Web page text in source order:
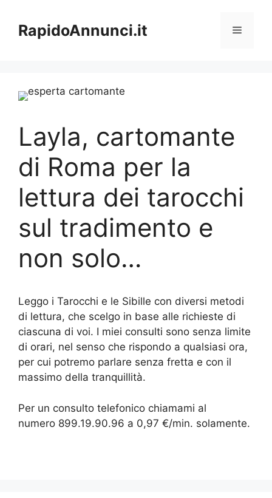
contenuto
RapidoAnnunci.it Menu
Layla, cartomante
di Roma per la
lettura dei tarocchi
sul tradimento e
non solo…
Leggo i Tarocchi e le Sibille con diversi metodi
di lettura, che scelgo in base alle richieste di
ciascuna di voi. I miei consulti sono senza limite
di orari, nel senso che rispondo a qualsiasi ora,
per cui potremo parlare senza fretta e con il
massimo della tranquillità.
Per un consulto telefonico chiamami al
numero 899.19.90.96 a 0,97 €/min. solamente.